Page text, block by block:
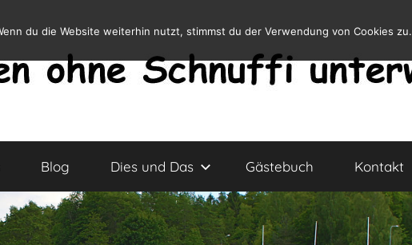
Blog Dies und Das Gästebuch Kontakt
du die Website weiterhin nutzt, stimmst du der Verwendung von Cookies zu.